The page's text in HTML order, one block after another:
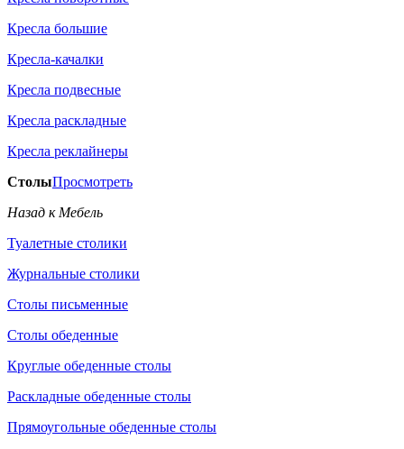
Кресла большие
Кресла-качалки
Кресла подвесные
Кресла раскладные
Кресла реклайнеры
СтолыПросмотреть
Назад к Мебель
Туалетные столики
Журнальные столики
Столы письменные
Столы обеденные
Круглые обеденные столы
Раскладные обеденные столы
Прямоугольные обеденные столы